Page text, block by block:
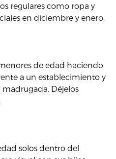
regulares como ropa y
en diciembre y enero.
de edad haciendo
a un establecimiento y
Déjelos
solos dentro del